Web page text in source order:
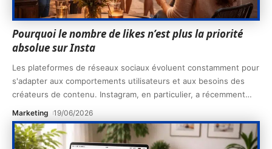
Pourquoi le nombre de likes n’est plus la priorité
absolue sur Insta
Les plateformes de réseaux sociaux évoluent constamment pour
s'adapter aux comportements utilisateurs et aux besoins des
créateurs de contenu. Instagram, en particulier, a récemment…
Marketing 19/06/2026